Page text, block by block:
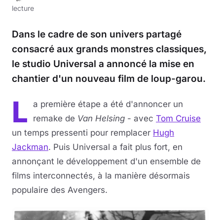
lecture
Dans le cadre de son univers partagé
consacré aux grands monstres classiques,
le studio Universal a annoncé la mise en
chantier d'un nouveau film de loup-garou.
L a première étape a été d'annoncer un
remake de Van Helsing - avec Tom Cruise
un temps pressenti pour remplacer Hugh
Jackman. Puis Universal a fait plus fort, en
annonçant le développement d'un ensemble de
films interconnectés, à la manière désormais
populaire des Avengers.